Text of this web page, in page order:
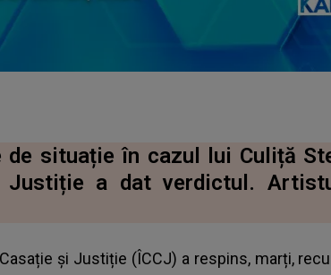
de situație în cazul lui Culiță
Justiție a dat verdictul.
și Justiție (ÎCCJ) a respins, marți,